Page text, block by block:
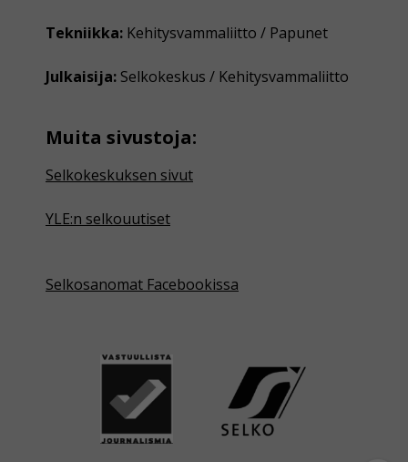
Tekniikka: Kehitysvammaliitto / Papunet
Julkaisija: Selkokeskus / Kehitysvammaliitto
Muita sivustoja:
Selkokeskuksen sivut
YLE:n selkouutiset
Selkosanomat Facebookissa